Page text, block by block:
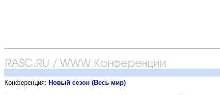
Конференция: Новый сезон (Весь мир)